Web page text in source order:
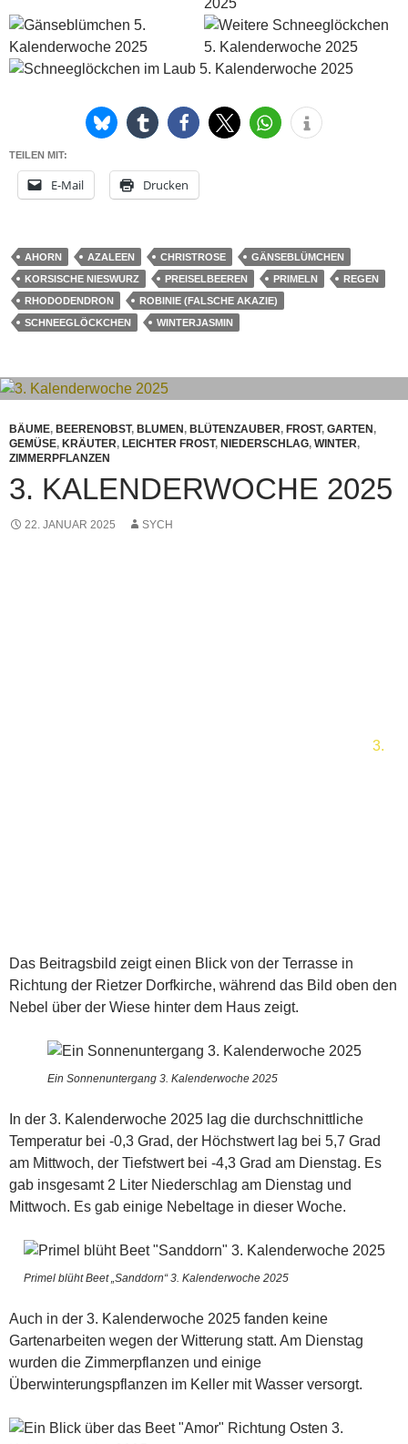
TEILEN MIT:
E-Mail Drucken
AHORN AZALEEN CHRISTROSE
GÄNSEBLÜMCHEN
KORSISCHE NIESWURZ
PREISELBEEREN PRIMELN
REGEN
RHODODENDRON
ROBINIE (FALSCHE AKAZIE)
SCHNEEGLÖCKCHEN
WINTERJASMIN
BÄUME, BEERENOBST, BLUMEN , BLÜTENZAUBER, FROST, GARTEN ,
GEMÜSE, KRÄUTER, LEICHTER FROST, NIEDERSCHLAG, WINTER,
ZIMMERPFLANZEN
3. KALENDERWOCHE 2025
22. JANUAR 2025 SYCH
3.
Das Beitragsbild zeigt einen Blick von der Terrasse in
Richtung der Rietzer Dorfkirche, während das Bild oben den
Nebel über der Wiese hinter dem Haus zeigt.
Ein Sonnenuntergang 3. Kalenderwoche 2025
In der 3. Kalenderwoche 2025 lag die durchschnittliche
Temperatur bei -0,3 Grad, der Höchstwert lag bei 5,7 Grad
am Mittwoch, der Tiefstwert bei -4,3 Grad am Dienstag. Es
gab insgesamt 2 Liter Niederschlag am Dienstag und
Mittwoch. Es gab einige Nebeltage in dieser Woche.
Primel blüht Beet „Sanddorn“ 3. Kalenderwoche 2025
Auch in der 3. Kalenderwoche 2025 fanden keine
Gartenarbeiten wegen der Witterung statt. Am Dienstag
wurden die Zimmerpflanzen und einige
Überwinterungspflanzen im Keller mit Wasser versorgt.